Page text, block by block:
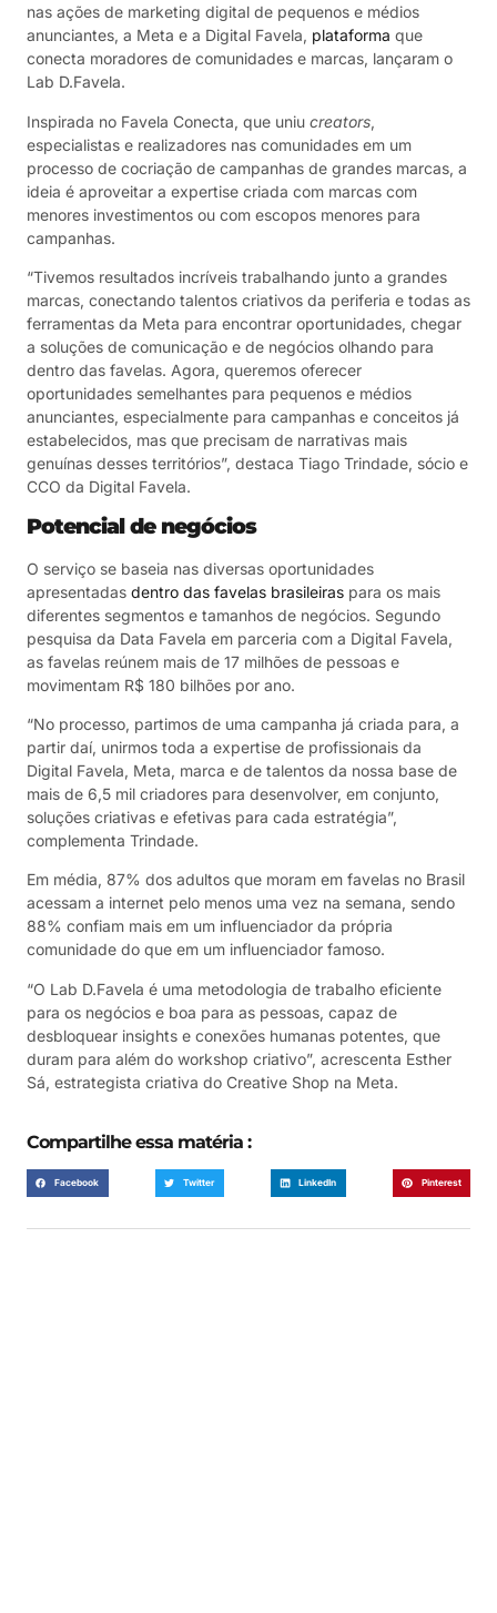
nas ações de marketing digital de pequenos e médios
anunciantes, a Meta e a Digital Favela, plataforma que
conecta moradores de comunidades e marcas, lançaram o
Lab D.Favela.
Inspirada no Favela Conecta, que uniu creators,
especialistas e realizadores nas comunidades em um
processo de cocriação de campanhas de grandes marcas, a
ideia é aproveitar a expertise criada com marcas com
menores investimentos ou com escopos menores para
campanhas.
“Tivemos resultados incríveis trabalhando junto a grandes
marcas, conectando talentos criativos da periferia e todas as
ferramentas da Meta para encontrar oportunidades, chegar
a soluções de comunicação e de negócios olhando para
dentro das favelas. Agora, queremos oferecer
oportunidades semelhantes para pequenos e médios
anunciantes, especialmente para campanhas e conceitos já
estabelecidos, mas que precisam de narrativas mais
genuínas desses territórios”, destaca Tiago Trindade, sócio e
CCO da Digital Favela.
Potencial de negócios
O serviço se baseia nas diversas oportunidades
apresentadas dentro das favelas brasileiras para os mais
diferentes segmentos e tamanhos de negócios. Segundo
pesquisa da Data Favela em parceria com a Digital Favela,
as favelas reúnem mais de 17 milhões de pessoas e
movimentam R$ 180 bilhões por ano.
“No processo, partimos de uma campanha já criada para, a
partir daí, unirmos toda a expertise de profissionais da
Digital Favela, Meta, marca e de talentos da nossa base de
mais de 6,5 mil criadores para desenvolver, em conjunto,
soluções criativas e efetivas para cada estratégia”,
complementa Trindade.
Em média, 87% dos adultos que moram em favelas no Brasil
acessam a internet pelo menos uma vez na semana, sendo
88% confiam mais em um influenciador da própria
comunidade do que em um influenciador famoso.
“O Lab D.Favela é uma metodologia de trabalho eficiente
para os negócios e boa para as pessoas, capaz de
desbloquear insights e conexões humanas potentes, que
duram para além do workshop criativo”, acrescenta Esther
Sá, estrategista criativa do Creative Shop na Meta.
Compartilhe essa matéria :
Facebook Twitter LinkedIn Pinterest